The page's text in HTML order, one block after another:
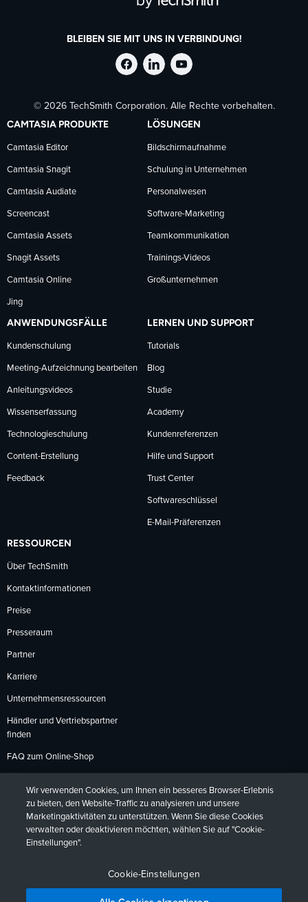
BLEIBEN SIE MIT UNS IN VERBINDUNG!
TechSmith
auf
Facebook
folgen
TechSmith
auf
LinkedIn
folgen
TechSmith
auf
YouTube
folgen
© 2026 TechSmith Corporation. Alle Rechte vorbehalten.
CAMTASIA PRODUKTE
Camtasia Editor
Camtasia Snagit
Camtasia Audiate
Screencast
Camtasia Assets
Snagit Assets
Camtasia Online
Jing
LÖSUNGEN
Bildschirmaufnahme
Schulung in Unternehmen
Personalwesen
Software-Marketing
Teamkommunikation
Trainings-Videos
Großunternehmen
ANWENDUNGSFÄLLE
Kundenschulung
Meeting-Aufzeichnung bearbeiten
Anleitungsvideos
Wissenserfassung
Technologieschulung
Content-Erstellung
Feedback
LERNEN UND SUPPORT
Tutorials
Blog
Studie
Academy
Kundenreferenzen
Hilfe und Support
Trust Center
Softwareschlüssel
E-Mail-Präferenzen
RESSOURCEN
Über TechSmith
Kontaktinformationen
Preise
Presseraum
Partner
Karriere
Unternehmensressourcen
Händler und Vertriebspartner
finden
FAQ zum Online-Shop
Rückgabebedingungen
DeutschFrançaisEspañol日本語
Wir verwenden Cookies, um Ihnen ein besseres Browser-Erlebnis
zu bieten, den Website-Traffic zu analysieren und unsere
Marketingaktivitäten zu unterstützen. Wenn Sie diese Cookies
verwalten oder deaktivieren möchten, wählen Sie auf "Cookie-
Einstellungen".
Cookie-Einstellungen